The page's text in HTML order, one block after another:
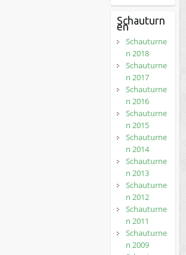
Schauturn
en
Schauturne
n 2018
Schauturne
n 2017
Schauturne
n 2016
Schauturne
n 2015
Schauturne
n 2014
Schauturne
n 2013
Schauturne
n 2012
Schauturne
n 2011
Schauturne
n 2009